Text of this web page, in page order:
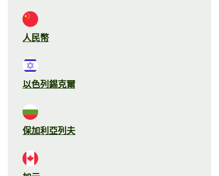
人民幣
以色列錫克爾
保加利亞列夫